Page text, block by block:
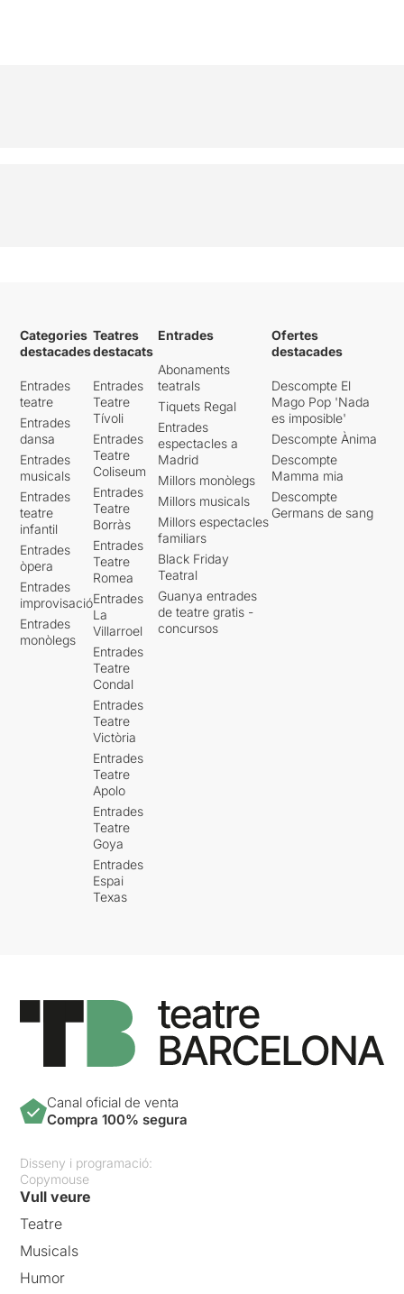
Categories
destacades
Entrades
teatre
Entrades
dansa
Entrades
musicals
Entrades
teatre
infantil
Entrades
òpera
Entrades
improvisació
Entrades
monòlegs
Teatres
destacats
Entrades
Teatre
Tívoli
Entrades
Teatre
Coliseum
Entrades
Teatre
Borràs
Entrades
Teatre
Romea
Entrades
La
Villarroel
Entrades
Teatre
Condal
Entrades
Teatre
Victòria
Entrades
Teatre
Apolo
Entrades
Teatre
Goya
Entrades
Espai
Texas
Entrades
Abonaments
teatrals
Tiquets Regal
Entrades
espectacles a
Madrid
Millors monòlegs
Millors musicals
Millors espectacles
familiars
Black Friday
Teatral
Guanya entrades
de teatre gratis -
concursos
Ofertes
destacades
Descompte El
Mago Pop 'Nada
es imposible'
Descompte Ànima
Descompte
Mamma mia
Descompte
Germans de sang
Canal oficial de venta
Compra 100% segura
Disseny i programació:
Copymouse
Vull veure
Teatre
Musicals
Humor